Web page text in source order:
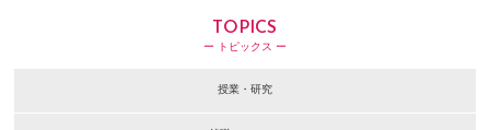
TOPICS
ー トピックス ー
授業・研究